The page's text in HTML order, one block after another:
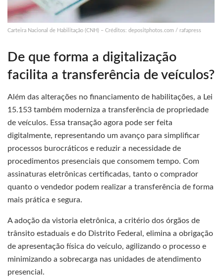
Carteira Nacional de Habilitação (CNH) – Créditos: depositphotos.com / rafapress
De que forma a digitalização
facilita a transferência de veículos?
Além das alterações no financiamento de habilitações, a Lei
15.153 também moderniza a transferência de propriedade
de veículos. Essa transação agora pode ser feita
digitalmente, representando um avanço para simplificar
processos burocráticos e reduzir a necessidade de
procedimentos presenciais que consomem tempo. Com
assinaturas eletrônicas certificadas, tanto o comprador
quanto o vendedor podem realizar a transferência de forma
mais prática e segura.
A adoção da vistoria eletrônica, a critério dos órgãos de
trânsito estaduais e do Distrito Federal, elimina a obrigação
de apresentação física do veículo, agilizando o processo e
minimizando a sobrecarga nas unidades de atendimento
presencial.